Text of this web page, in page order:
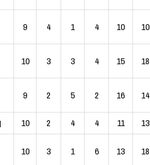
9 4 1 4 10 10
10 3 3 4 15 18
9 2 5 2 16 14
10 2 4 4 11 13
10 3 1 6 13 18